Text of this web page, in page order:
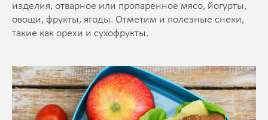
изделия, отварное или пропаренное мясо, йогурты,
овощи, фрукты, ягоды. Отметим и полезные снеки,
такие как орехи и сухофрукты.